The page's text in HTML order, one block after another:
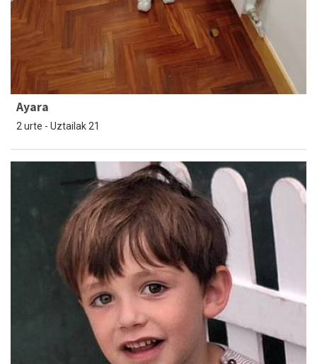
Ayara
2 urte - Uztailak 21